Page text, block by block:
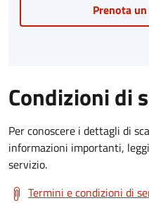
Prenota
Condizioni di
Per conoscere i dettagli di
informazioni importanti,
servizio.
Termini e condizioni di